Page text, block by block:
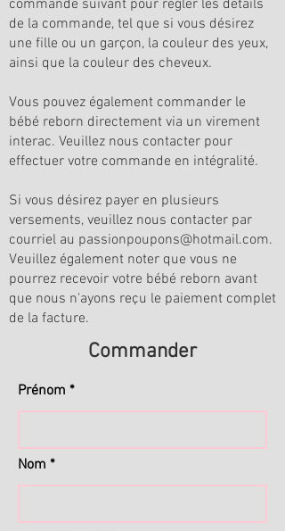
commande suivant pour régler les détails
de la commande, tel que si vous désirez
une fille ou un garçon, la couleur des yeux,
ainsi que la couleur des cheveux.
Vous pouvez également commander le
bébé reborn directement via un virement
interac. Veuillez nous contacter pour
effectuer votre commande en intégralité.
Si vous désirez payer en plusieurs
versements, veuillez nous contacter par
courriel au passionpoupons@hotmail.com.
Veuillez également noter que vous ne
pourrez recevoir votre bébé reborn avant
que nous n'ayons reçu le paiement complet
de la facture.
Commander
Prénom
Nom